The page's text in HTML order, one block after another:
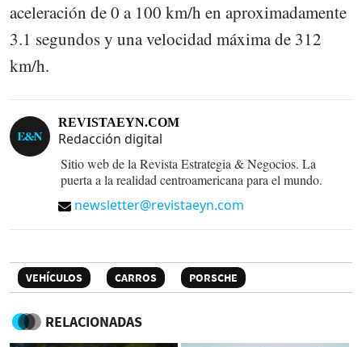
aceleración de 0 a 100 km/h en aproximadamente
3.1 segundos y una velocidad máxima de 312
km/h.
REVISTAEYN.COM
Redacción digital
Sitio web de la Revista Estrategia & Negocios. La
puerta a la realidad centroamericana para el mundo.
newsletter@revistaeyn.com
VEHÍCULOS CARROS PORSCHE
RELACIONADAS